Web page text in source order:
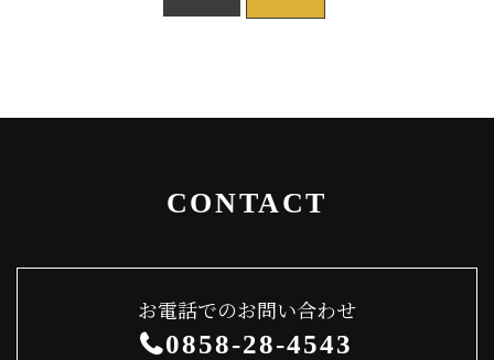
CONTACT
お電話でのお問い合わせ
0858-28-4543